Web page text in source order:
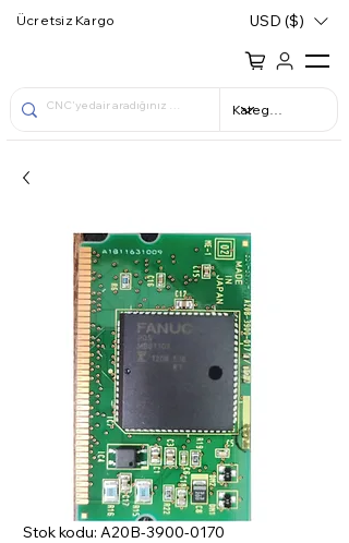
Ücretsiz Kargo USD ($)
Stok kodu: A20B-3900-0170